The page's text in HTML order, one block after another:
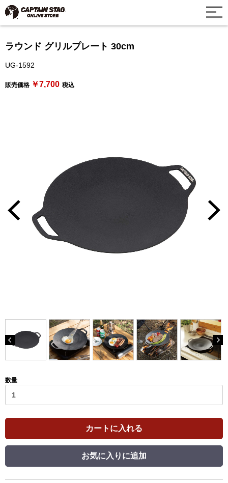
ラウンド グリルプレート 30cm
UG-1592
販売価格 ￥7,700 税込
数量
カートに入れる
お気に入りに追加